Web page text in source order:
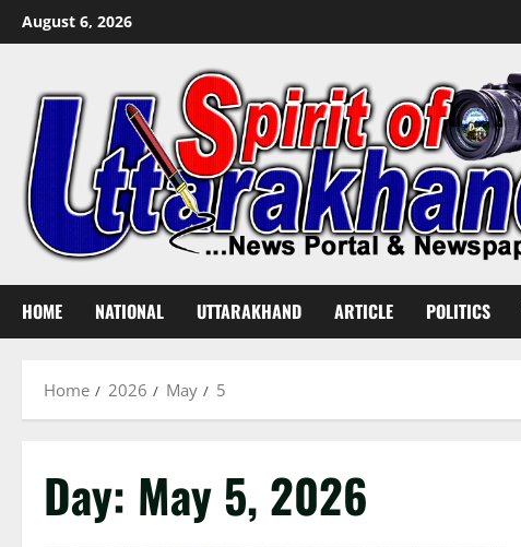
Skip
to
August 6, 2026
HOME NATIONAL UTTARAKHAND ARTICLE POLITICS
Home 2026 May 5
Day: May 5, 2026